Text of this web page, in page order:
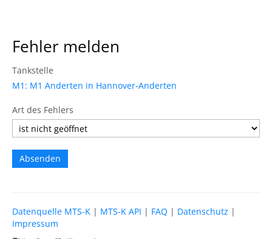
Fehler melden
Tankstelle
M1: M1 Anderten in Hannover-Anderten
Art des Fehlers
Datenquelle MTS-K | MTS-K API | FAQ | Datenschutz |
Impressum